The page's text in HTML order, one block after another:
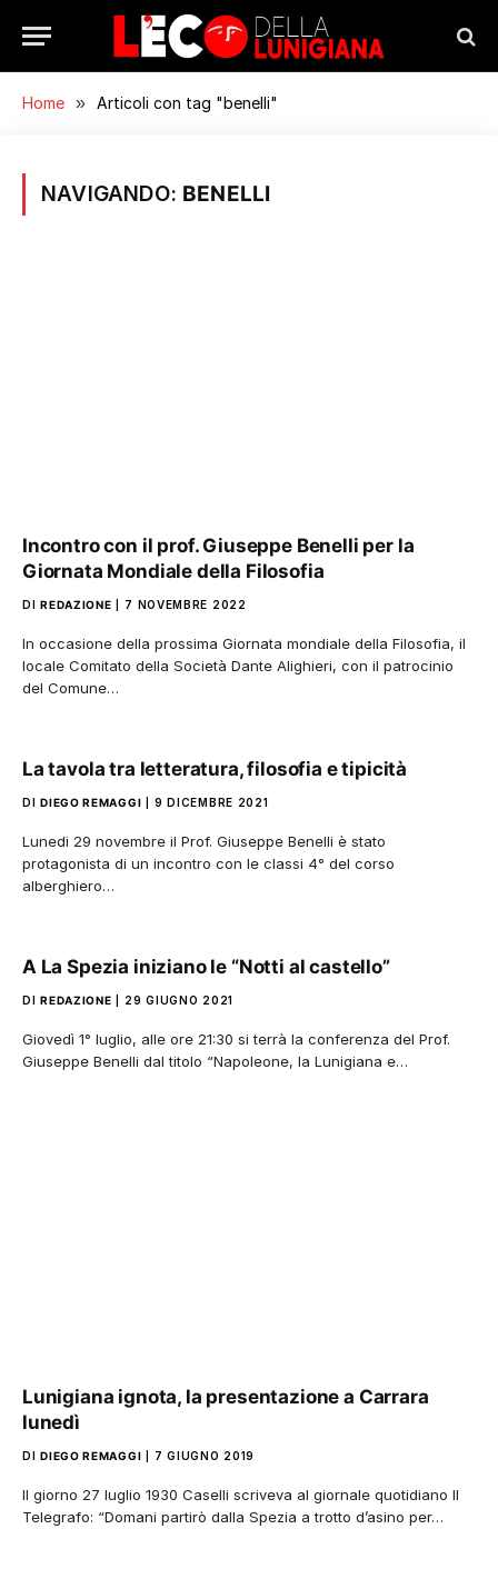
Home » Articoli con tag "benelli"
NAVIGANDO: BENELLI
Incontro con il prof. Giuseppe Benelli per la
Giornata Mondiale della Filosofia
DI REDAZIONE 7 NOVEMBRE 2022
In occasione della prossima Giornata mondiale della Filosofia, il
locale Comitato della Società Dante Alighieri, con il patrocinio
del Comune…
La tavola tra letteratura, filosofia e tipicità
DI DIEGO REMAGGI 9 DICEMBRE 2021
Lunedi 29 novembre il Prof. Giuseppe Benelli è stato
protagonista di un incontro con le classi 4° del corso
alberghiero…
A La Spezia iniziano le “Notti al castello”
DI REDAZIONE 29 GIUGNO 2021
Giovedì 1° luglio, alle ore 21:30 si terrà la conferenza del Prof.
Giuseppe Benelli dal titolo “Napoleone, la Lunigiana e…
Lunigiana ignota, la presentazione a Carrara
lunedì
DI DIEGO REMAGGI 7 GIUGNO 2019
Il giorno 27 luglio 1930 Caselli scriveva al giornale quotidiano Il
Telegrafo: “Domani partirò dalla Spezia a trotto d’asino per…